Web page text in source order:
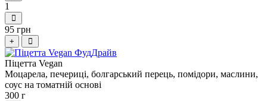
1
95 грн
+
Піцетта Vegan
Моцарела, печериці, болгарський перець, помідори, маслини,
соус на томатній основі
300 г